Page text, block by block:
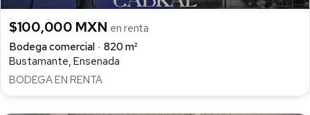
$100,000 MXN en renta
Bodega comercial
820 m²
Bustamante, Ensenada
BODEGA EN RENTA